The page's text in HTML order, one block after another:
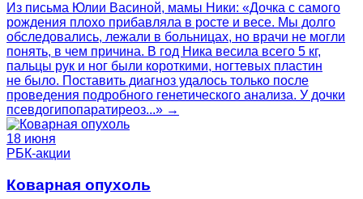
Из письма Юлии Васиной, мамы Ники: «Дочка с самого
рождения плохо прибавляла в росте и весе. Мы долго
обследовались, лежали в больницах, но врачи не могли
понять, в чем причина. В год Ника весила всего 5 кг,
пальцы рук и ног были короткими, ногтевых пластин
не было. Поставить диагноз удалось только после
проведения подробного генетического анализа. У дочки
псевдогипопаратиреоз...» →
18 июня
РБК-акции
Коварная опухоль